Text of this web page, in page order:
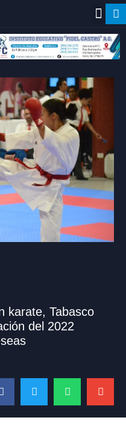
karate, Tabasco
del 2022